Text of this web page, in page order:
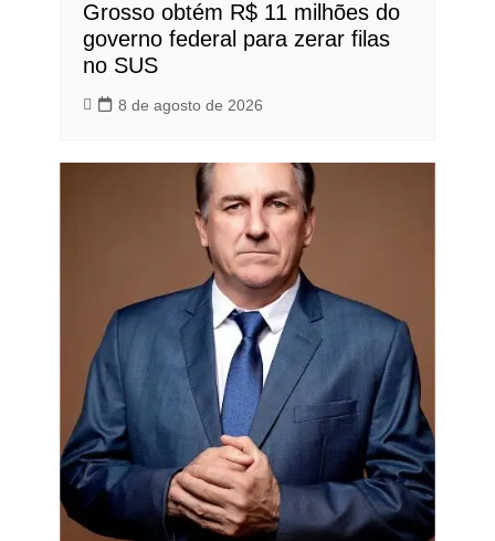
Grosso obtém R$ 11 milhões do
governo federal para zerar filas
no SUS
8 de agosto de 2026